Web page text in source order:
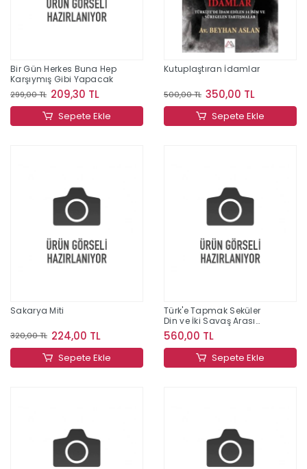
Bir Gün Herkes Buna Hep
Karşıymış Gibi Yapacak
299,00 TL 209,30 TL
Sepete Ekle
Kutuplaştıran İdamlar
500,00 TL 350,00 TL
Sepete Ekle
Sakarya Miti
320,00 TL 224,00 TL
Sepete Ekle
Türk'e Tapmak Seküler
Din ve İki Savaş Arası
Kemalizm
560,00 TL
Sepete Ekle